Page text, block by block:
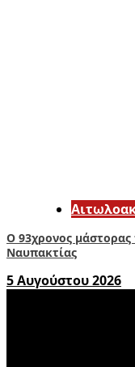
Ο 93χρονος
Ναυπακτίας
5 Αυγούστου 2026